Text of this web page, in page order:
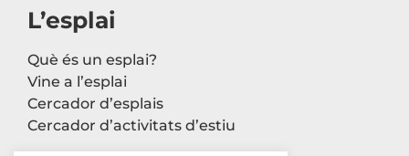
L’esplai
Què és un esplai?
Vine a l’esplai
Cercador d’esplais
Cercador d’activitats d’estiu